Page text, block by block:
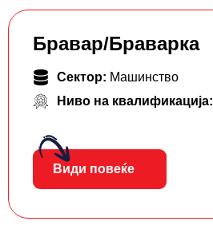
Бравар/Браварка
Сектор: Машинство
Ниво на квалификација:
Види повеќе